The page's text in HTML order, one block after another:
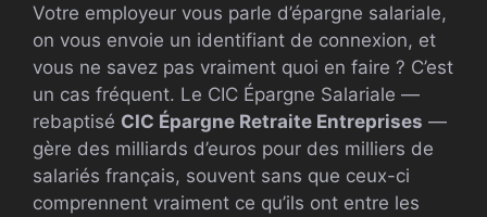
Votre employeur vous parle d’épargne salariale,
on vous envoie un identifiant de connexion, et
vous ne savez pas vraiment quoi en faire ? C’est
un cas fréquent. Le CIC Épargne Salariale —
rebaptisé CIC Épargne Retraite Entreprises —
gère des milliards d’euros pour des milliers de
salariés français, souvent sans que ceux-ci
comprennent vraiment ce qu’ils ont entre les